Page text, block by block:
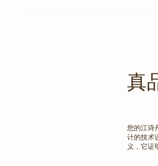
真
您的江诗
计的技术
义，它证